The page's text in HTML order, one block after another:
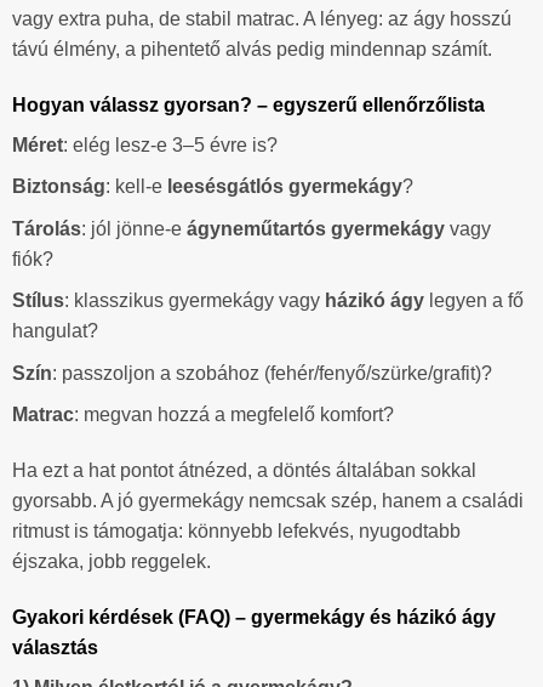
vagy extra puha, de stabil matrac. A lényeg: az ágy hosszú
távú élmény, a pihentető alvás pedig mindennap számít.
Hogyan válassz gyorsan? – egyszerű ellenőrzőlista
Méret: elég lesz-e 3–5 évre is?
Biztonság: kell-e leesésgátlós gyermekágy?
Tárolás: jól jönne-e ágyneműtartós gyermekágy vagy
fiók?
Stílus: klasszikus gyermekágy vagy házikó ágy legyen a fő
hangulat?
Szín: passzoljon a szobához (fehér/fenyő/szürke/grafit)?
Matrac: megvan hozzá a megfelelő komfort?
Ha ezt a hat pontot átnézed, a döntés általában sokkal
gyorsabb. A jó gyermekágy nemcsak szép, hanem a családi
ritmust is támogatja: könnyebb lefekvés, nyugodtabb
éjszaka, jobb reggelek.
Gyakori kérdések (FAQ) – gyermekágy és házikó ágy
választás